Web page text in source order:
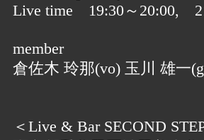
Live time 19:30～20:00,
member
倉佐木 玲那(vo) 玉川 雄一
＜Live & Bar SECOND